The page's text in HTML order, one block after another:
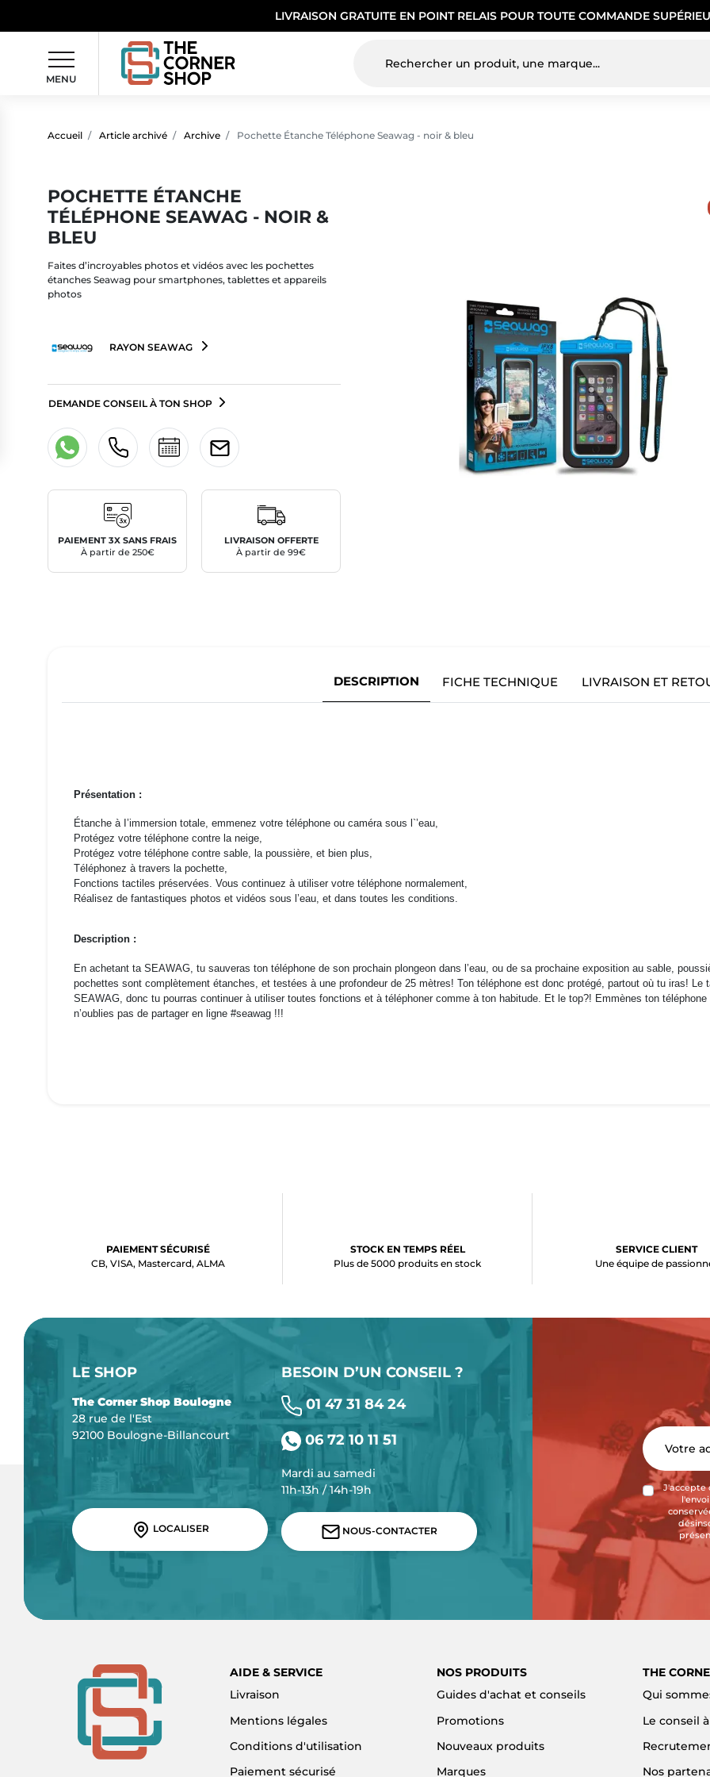
LIVRAISON GRATUITE EN POINT RELAIS POUR TOUTE COMMANDE
MENU
Accueil Article archivé Archive Pochette Étanche Téléphone Seawag - noir & bleu
POCHETTE ÉTANCHE
TÉLÉPHONE SEAWAG - NOIR &
BLEU
Faites d’incroyables photos et vidéos avec les pochettes
étanches Seawag pour smartphones, tablettes et appareils
photos
RAYON SEAWAG
DEMANDE CONSEIL À TON SHOP
PAIEMENT 3X SANS FRAIS
À partir de 250€
LIVRAISON OFFERTE
À partir de 99€
DESCRIPTION FICHE TECHNIQUE LIVRAISON ET
Présentation :
Étanche à I’immersion totale, emmenez votre téléphone ou caméra sous l`’eau,
Protégez votre téléphone contre la neige,
Protégez votre téléphone contre sable, la poussière, et bien plus,
Téléphonez à travers la pochette,
Fonctions tactiles préservées. Vous continuez à utiliser votre téléphone normalement,
Réalisez de fantastiques photos et vidéos sous l’eau, et dans toutes les conditions.
Description :
En achetant ta SEAWAG, tu sauveras ton téléphone de son prochain plongeon dans l’eau, ou de sa prochaine exposition au sable,
pochettes sont complètement étanches, et testées à une profondeur de 25 mètres! Ton téléphone est donc protégé, partout où tu iras!
SEAWAG, donc tu pourras continuer à utiliser toutes fonctions et à téléphoner comme à ton habitude. Et le top?! Emmènes ton
n’oublies pas de partager en ligne #seawag !!!
PAIEMENT SÉCURISÉ
CB, VISA, Mastercard, ALMA
STOCK EN TEMPS RÉEL
Plus de 5000 produits en stock
SERVICE CLIENT
Une équipe de
LE SHOP
The Corner Shop Boulogne
28 rue de l'Est
92100 Boulogne-Billancourt
LOCALISER
BESOIN D’UN CONSEIL ?
01 47 31 84 24
06 72 10 11 51
Mardi au samedi
11h-13h / 14h-19h
NOUS-CONTACTER
J'accepte
AIDE & SERVICE
Livraison
Mentions légales
Conditions d'utilisation
Paiement sécurisé
NOS PRODUITS
Guides d'achat et conseils
Promotions
Nouveaux produits
Marques
THE
Qui
Le conseil
Nos